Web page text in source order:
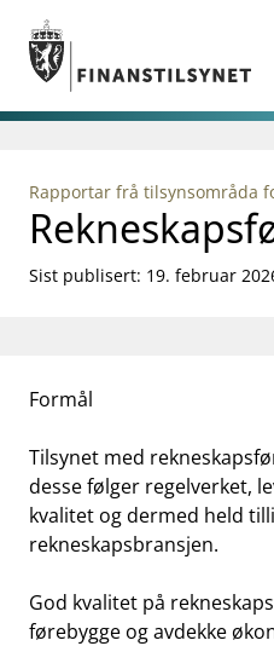
Gå til hovedinnhold
Gå til søkesiden
nettstedet
language
English
Tilsyn
Aktuelt
supervisor_accountForbrukerinformasjon
businessOm Finanstilsynet
mail_outlineKontakt oss
work_outlineJobb hos oss
dashboardInformasjon for
Rapportar frå tilsynsområda
Sist publisert: 19. februar
Formål
Tilsynet med
desse følger regelverket,
kvalitet og dermed held
rekneskapsbransjen.
God kvalitet på
førebygge og avdekke